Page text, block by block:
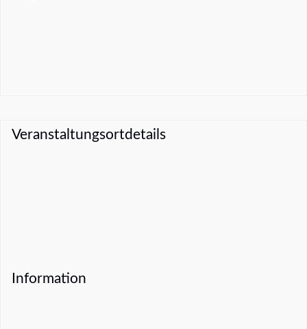
Veranstaltungsortdetails
Information